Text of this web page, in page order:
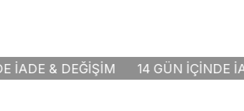
14 GÜN İÇİNDE İADE & DEĞİŞİM